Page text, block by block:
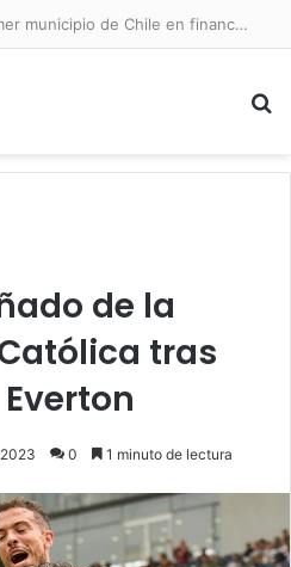
Puerto Varas será el primer municipio de Chile en financiar un Plan Maestro para un parque nacional
de la
tras
0 1 minuto de lectura